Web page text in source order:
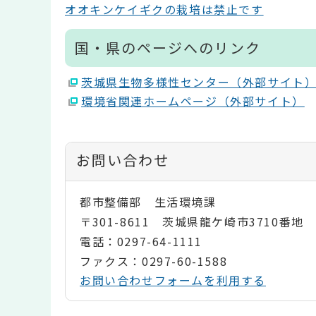
オオキンケイギクの栽培は禁止です
国・県のページへのリンク
茨城県生物多様性センター（外部サイト
環境省関連ホームページ（外部サイト）
お問い合わせ
都市整備部 生活環境課
〒301-8611 茨城県龍ケ崎市3710番地
電話：0297-64-1111
ファクス：0297-60-1588
お問い合わせフォームを利用する